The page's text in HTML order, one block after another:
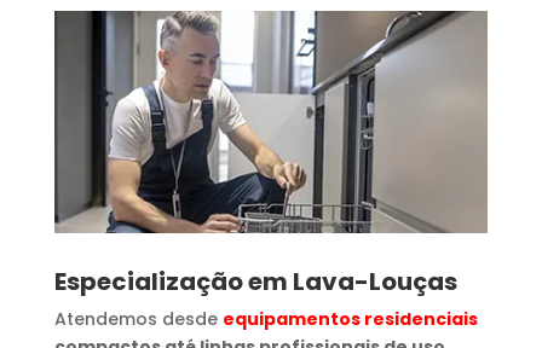
Especialização em Lava-Louças
Atendemos desde equipamentos residenciais